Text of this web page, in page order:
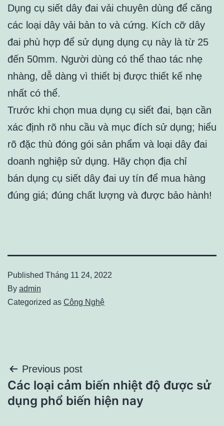
Dụng cụ siết dây đai vải chuyên dùng để căng
các loại dây vải bản to và cứng. Kích cỡ dây
đai phù hợp để sử dụng dụng cụ này là từ 25
đến 50mm. Người dùng có thể thao tác nhẹ
nhàng, dễ dàng vì thiết bị được thiết kế nhẹ
nhất có thể.
Trước khi chọn mua dụng cụ siết đai, bạn cần
xác định rõ nhu cầu và mục đích sử dụng; hiểu
rõ đặc thù đóng gói sản phẩm và loại dây đai
doanh nghiệp sử dụng. Hãy chọn địa chỉ
bán dụng cụ siết dây đai uy tín để mua hàng
đúng giá; đúng chất lượng và được bảo hành!
Published Tháng 11 24, 2022
By admin
Categorized as Công Nghệ
Điều
hướng
Previous post
Các loại cảm biến nhiệt độ được sử
dụng phổ biến hiện nay